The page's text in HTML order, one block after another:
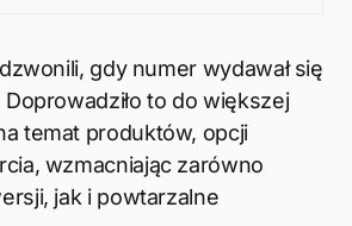
gdy numer wydawał się
Doprowadziło to do większej
temat produktów, opcji
wzmacniając zarówno
jak i powtarzalne